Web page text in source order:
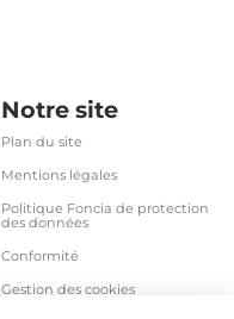
Notre site
Plan du site
Mentions légales
Politique Foncia de protection
des données
Conformité
Gestion des cookies